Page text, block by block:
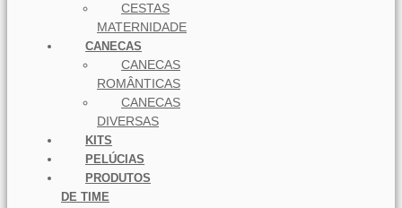
CESTAS
MATERNIDADE
CANECAS
CANECAS
ROMÂNTICAS
CANECAS
DIVERSAS
KITS
PELÚCIAS
PRODUTOS
DE TIME